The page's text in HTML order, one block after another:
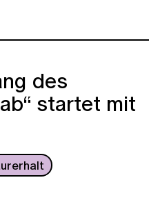
des
startet mit